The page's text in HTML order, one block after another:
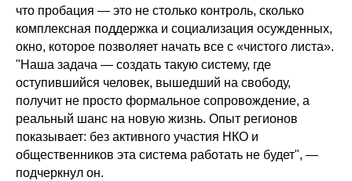
что пробация — это не столько контроль, сколько
комплексная поддержка и социализация осужденных,
окно, которое позволяет начать все с «чистого листа».
"Наша задача — создать такую систему, где
оступившийся человек, вышедший на свободу,
получит не просто формальное сопровождение, а
реальный шанс на новую жизнь. Опыт регионов
показывает: без активного участия НКО и
общественников эта система работать не будет", —
подчеркнул он.